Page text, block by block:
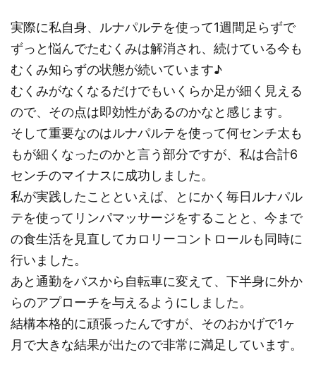
実際に私自身、ルナパルテを使って1週間足らずで
ずっと悩んでたむくみは解消され、続けている今も
むくみ知らずの状態が続いています♪
むくみがなくなるだけでもいくらか足が細く見える
ので、その点は即効性があるのかなと感じます。
そして重要なのはルナパルテを使って何センチ太も
もが細くなったのかと言う部分ですが、私は合計6
センチのマイナスに成功しました。
私が実践したことといえば、とにかく毎日ルナパル
テを使ってリンパマッサージをすることと、今まで
の食生活を見直してカロリーコントロールも同時に
行いました。
あと通勤をバスから自転車に変えて、下半身に外か
らのアプローチを与えるようにしました。
結構本格的に頑張ったんですが、そのおかげで1ヶ
月で大きな結果が出たので非常に満足しています。